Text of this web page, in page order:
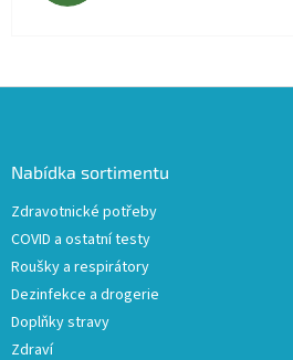
Nabídka sortimentu
Zdravotnické potřeby
COVID a ostatní testy
Roušky a respirátory
Dezinfekce a drogerie
Doplňky stravy
Zdraví